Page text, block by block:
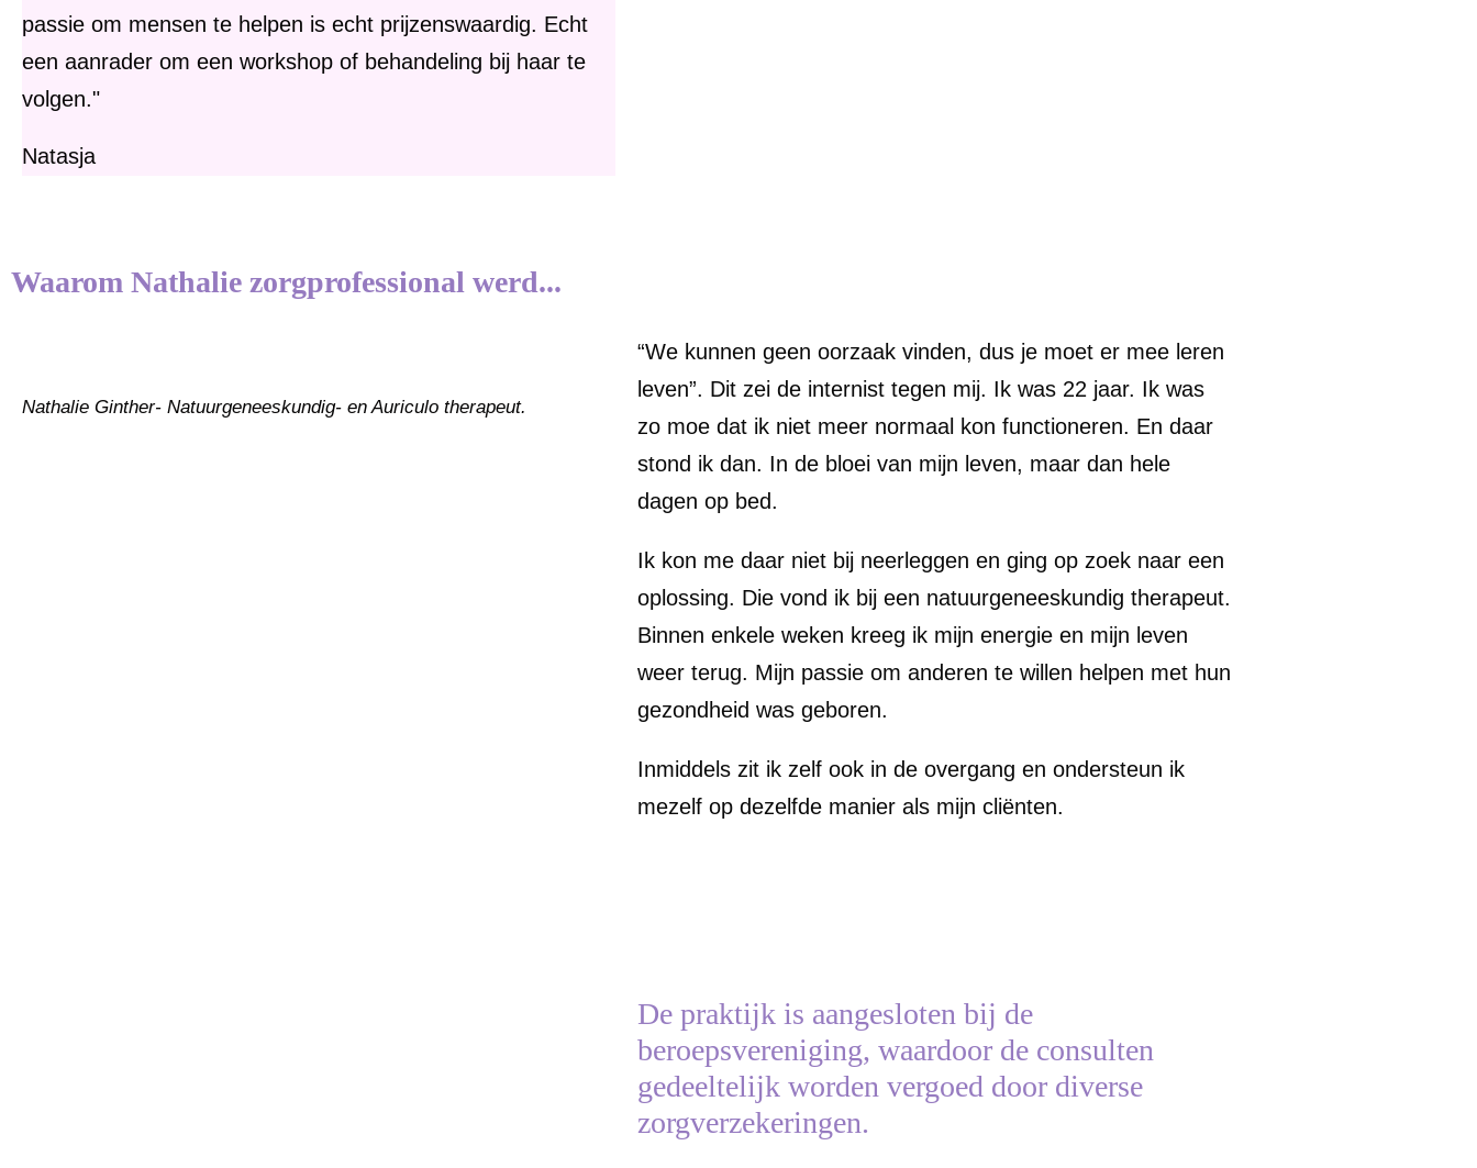
passie om mensen te helpen is echt prijzenswaardig. Echt
een aanrader om een workshop of behandeling bij haar te
volgen."
Natasja
Waarom Nathalie zorgprofessional werd...
Nathalie Ginther- Natuurgeneeskundig- en Auriculo therapeut.
“We kunnen geen oorzaak vinden, dus je moet er mee leren
leven”. Dit zei de internist tegen mij. Ik was 22 jaar. Ik was
zo moe dat ik niet meer normaal kon functioneren. En daar
stond ik dan. In de bloei van mijn leven, maar dan hele
dagen op bed.
Ik kon me daar niet bij neerleggen en ging op zoek naar een
oplossing. Die vond ik bij een natuurgeneeskundig therapeut.
Binnen enkele weken kreeg ik mijn energie en mijn leven
weer terug. Mijn passie om anderen te willen helpen met hun
gezondheid was geboren.
Inmiddels zit ik zelf ook in de overgang en ondersteun ik
mezelf op dezelfde manier als mijn cliënten.
De praktijk is aangesloten bij de
beroepsvereniging, waardoor de consulten
gedeeltelijk worden vergoed door diverse
zorgverzekeringen.